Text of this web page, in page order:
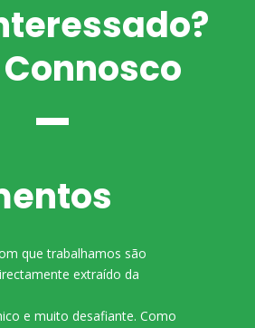
que trabalhamos são
extraído da
e muito desafiante. Como